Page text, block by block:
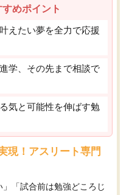
めポイント
えたい夢を全力で応援
学、その先まで相談で
気と可能性を伸ばす勉
現！アスリート専門
」「試合前は勉強どころじ